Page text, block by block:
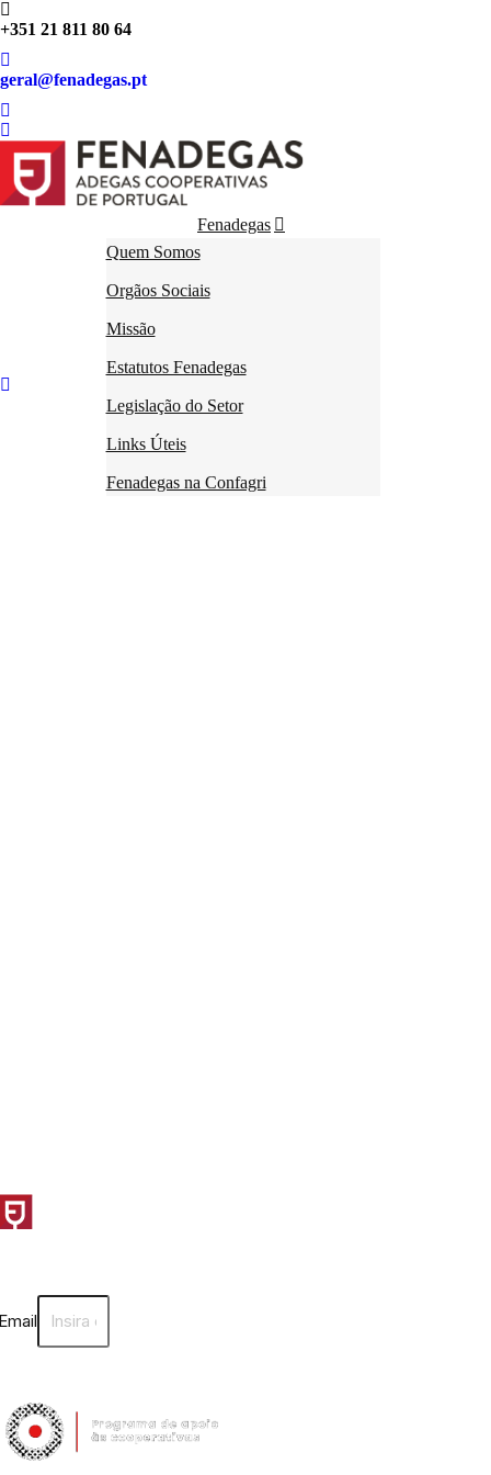
+351 21 811 80 64
geral@fenadegas.pt
Fenadegas
Quem Somos
Orgãos Sociais
Missão
Estatutos Fenadegas
Legislação do Setor
Links Úteis
Fenadegas na Confagri
Contactos